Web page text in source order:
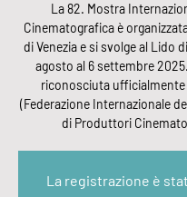
La 82. Mostra
Cinematografica è
di Venezia e si svolge al Lido
agosto al 6 settembre
riconosciuta ufficialmente
(Federazione Internazionale
di Produttori
La registrazione è